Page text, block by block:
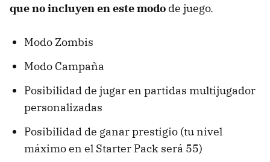
que no incluyen en este modo de juego.
Modo Zombis
Modo Campaña
Posibilidad de jugar en partidas multijugador
personalizadas
Posibilidad de ganar prestigio (tu nivel
máximo en el Starter Pack será 55)